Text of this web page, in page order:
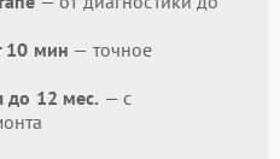
10 мин — точное
до 12 мес. — с